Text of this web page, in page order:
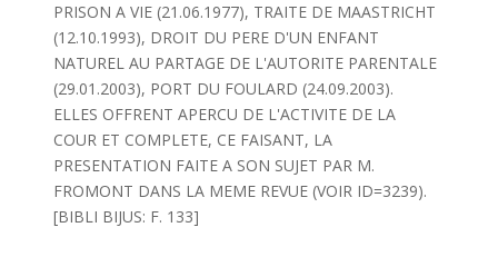
PRISON A VIE (21.06.1977), TRAITE DE MAASTRICHT
(12.10.1993), DROIT DU PERE D'UN ENFANT
NATUREL AU PARTAGE DE L'AUTORITE PARENTALE
(29.01.2003), PORT DU FOULARD (24.09.2003).
ELLES OFFRENT APERCU DE L'ACTIVITE DE LA
COUR ET COMPLETE, CE FAISANT, LA
PRESENTATION FAITE A SON SUJET PAR M.
FROMONT DANS LA MEME REVUE (VOIR ID=3239).
[BIBLI BIJUS: F. 133]